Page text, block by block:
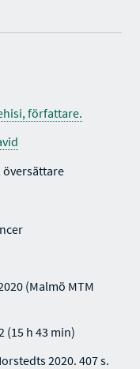
författare.
översättare
(Malmö MTM
(15 h 43 min)
2020. 407 s.